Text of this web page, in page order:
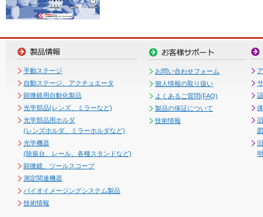
手動ステージ
自動ステージ、アクチュエータ
顕微鏡用自動化製品
光学部品(レンズ、ミラーなど)
光学部品用ホルダ
(レンズホルダ、ミラーホルダなど)
光学機器
(除振台、レール、各種スタンドなど)
顕微鏡、ツールスコープ
測定関連機器
バイオイメージングシステム製品
技術情報
お問い合わせフォーム
個人情報の取り扱い
よくあるご質問(FAQ)
製品の保証について
技術情報